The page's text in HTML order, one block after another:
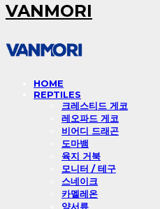
VANMORI
HOME
REPTILES
크레스티드 게코
레오파드 게코
비어디 드래곤
도마뱀
육지 거북
모니터 / 테구
스네이크
카멜레온
양서류